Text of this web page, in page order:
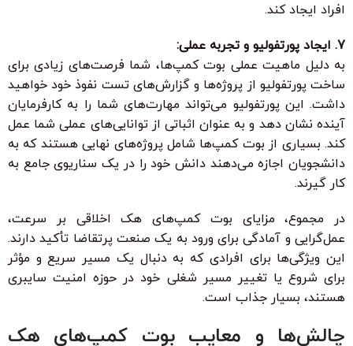
افراد ایجاد کند.
7. ایجاد پورتفولیو و تجربه عملی:
به دلیل ماهیت عملی بوت کمپ‌ها، شما فرصت‌های زیادی برای
ساخت پورتفولیو از پروژه‌ها و گزارش‌های تست نفوذ خود خواهید
داشت. این پورتفولیو می‌تواند مهارت‌های شما را به کارفرمایان
آینده نشان دهد و به عنوان اثباتی از توانایی‌های عملی شما عمل
کند. بسیاری از بوت کمپ‌ها شامل پروژه‌های نهایی هستند که به
دانشجویان اجازه می‌دهند دانش خود را در یک سناریوی جامع به
کار گیرند.
در مجموع، مزایای بوت کمپ‌های هک اخلاقی بر سرعت،
عمل‌گرایی و آمادگی برای ورود به یک صنعت پرتقاضا تأکید دارند.
این ویژگی‌ها برای افرادی که به دنبال یک مسیر سریع و مؤثر
برای شروع یا تغییر مسیر شغلی خود در حوزه امنیت سایبری
هستند، بسیار جذاب است.
چالش‌ها و معایب بوت کمپ‌های هک